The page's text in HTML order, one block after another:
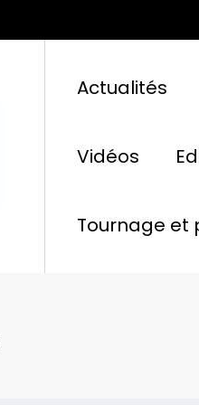
Actualités
Vidéos
Tournage et